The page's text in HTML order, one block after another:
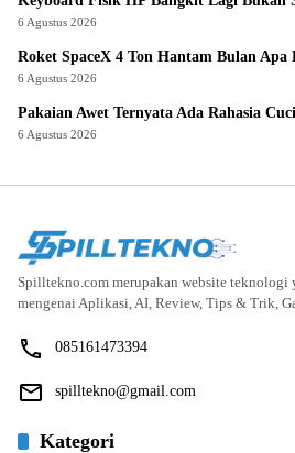
6 Agustus 2026
Roket SpaceX 4 Ton Hantam Bulan Apa
6 Agustus 2026
Pakaian Awet Ternyata Ada Rahasia
6 Agustus 2026
Spilltekno.com merupakan website teknologi
mengenai Aplikasi, AI, Review, Tips & Trik,
085161473394
spilltekno@gmail.com
Kategori